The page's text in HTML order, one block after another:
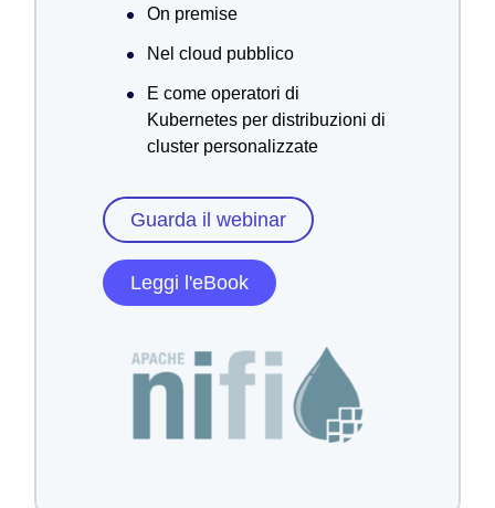
On premise
Nel cloud pubblico
E come operatori di
Kubernetes per distribuzioni di
cluster personalizzate
Guarda il webinar
Leggi l'eBook